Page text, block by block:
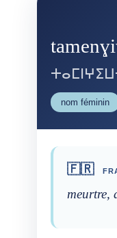
nom féminin
🇫🇷
meurtre,